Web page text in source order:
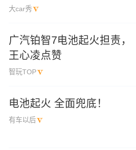
大car秀
广汽铂智7电池起火担责，
王心凌点赞
智玩TOP
电池起火 全面兜底！
有车以后